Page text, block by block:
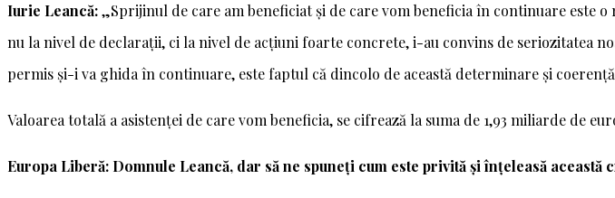
Iurie Leancă:„Sprijinul de care am beneficiat și de care vom beneficia în continuare este
nu la nivel de declarații, ci la nivel de acțiuni foarte concrete, i-au convins de seriozitatea
permis și-i va ghida în continuare, este faptul că dincolo de această determinare și
Valoarea totală a asistenței de care vom beneficia, se cifrează la suma de 1,93 miliarde de
Europa Liberă: Domnule Leancă, dar să ne spuneți cum este privită și înțeleasă